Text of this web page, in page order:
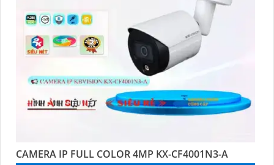
CAMERA IP FULL COLOR 4MP KX-CF4001N3-A